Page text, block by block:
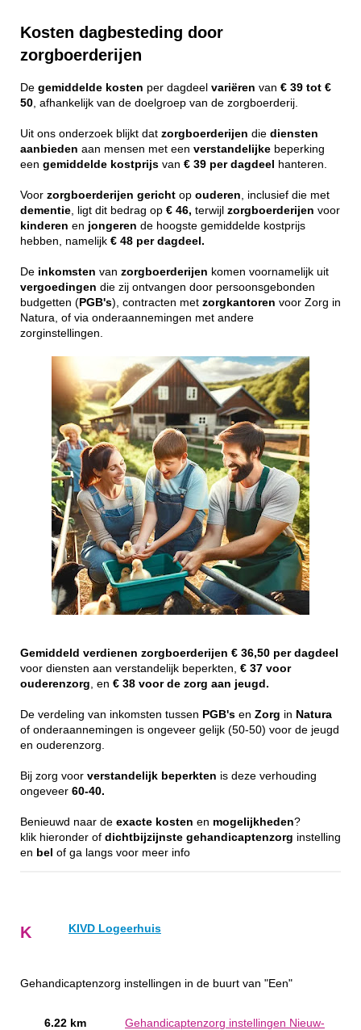
Kosten dagbesteding door
zorgboerderijen
De gemiddelde kosten per dagdeel variëren van € 39 tot €
50 , afhankelijk van de doelgroep van de zorgboerderij.
Uit ons onderzoek blijkt dat zorgboerderijen die diensten
aanbieden aan mensen met een verstandelijke beperking
een gemiddelde kostprijs van € 39 per dagdeel hanteren.
Voor zorgboerderijen gericht op ouderen , inclusief die met
dementie , ligt dit bedrag op € 46, terwijl zorgboerderijen voor
kinderen en jongeren de hoogste gemiddelde kostprijs
hebben, namelijk € 48 per dagdeel.
De inkomsten van zorgboerderijen komen voornamelijk uit
vergoedingen die zij ontvangen door persoonsgebonden
budgetten ( PGB's), contracten met zorgkantoren voor Zorg in
Natura, of via onderaannemingen met andere
zorginstellingen.
Gemiddeld verdienen zorgboerderijen € 36,50 per dagdeel
voor diensten aan verstandelijk beperkten, € 37 voor
ouderenzorg , en € 38 voor de zorg aan jeugd.
De verdeling van inkomsten tussen PGB's en Zorg in Natura
of onderaannemingen is ongeveer gelijk (50-50) voor de jeugd
en ouderenzorg.
Bij zorg voor verstandelijk beperkten is deze verhouding
ongeveer 60-40.
Benieuwd naar de exacte kosten en mogelijkheden?
klik hieronder of dichtbijzijnste gehandicaptenzorg instelling
en bel of ga langs voor meer info
K KIVD Logeerhuis
Gehandicaptenzorg instellingen in de buurt van "Een"
6.22 km Gehandicaptenzorg instellingen Nieuw-